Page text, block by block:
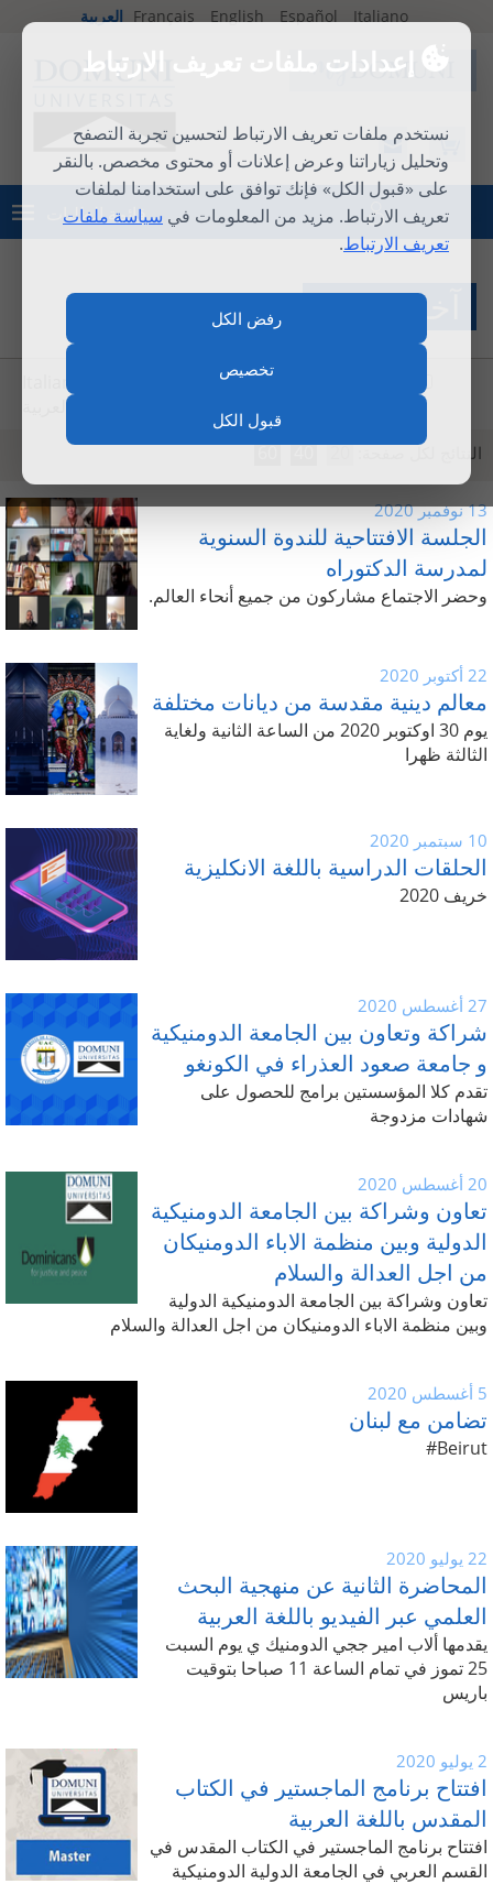
إعدادات ملفات تعريف الارتباط
نستخدم ملفات تعريف الارتباط لتحسين تجربة التصفح
وتحليل زياراتنا وعرض إعلانات أو محتوى مخصص. بالنقر
على «قبول الكل» فإنك توافق على استخدامنا لملفات
تعريف الارتباط. مزيد من المعلومات في سياسة ملفات
تعريف الارتباط.
رفض الكل
تخصيص
قبول الكل
Français English Español Italiano العربية
قائمة الطلبات تسجيل الدخول
آخر الاخبار
العربية
النتائج لكل صفحة: 20
40
60
13 نوفمبر 2020
الجلسة الافتتاحية للندوة السنوية
لمدرسة الدكتوراه
وحضر الاجتماع مشاركون من جميع أنحاء العالم.
22 أكتوبر 2020
معالم دينية مقدسة من ديانات مختلفة
يوم 30 اوكتوبر 2020 من الساعة الثانية ولغاية
الثالثة ظهرا
10 سبتمبر 2020
الحلقات الدراسية باللغة الانكليزية
خريف 2020
27 أغسطس 2020
شراكة وتعاون بين الجامعة الدومنيكية
و جامعة صعود العذراء في الكونغو
تقدم كلا المؤسستين برامج للحصول على
شهادات مزدوجة
20 أغسطس 2020
تعاون وشراكة بين الجامعة الدومنيكية
الدولية وبين منظمة الاباء الدومنيكان
من اجل العدالة والسلام
تعاون وشراكة بين الجامعة الدومنيكية الدولية
وبين منظمة الاباء الدومنيكان من اجل العدالة والسلام
5 أغسطس 2020
تضامن مع لبنان
Beirut#
22 يوليو 2020
المحاضرة الثانية عن منهجية البحث
العلمي عبر الفيديو باللغة العربية
يقدمها ألاب امير ججي الدومنيك ي يوم السبت
25 تموز في تمام الساعة 11 صباحا بتوقيت
باريس
2 يوليو 2020
افتتاح برنامج الماجستير في الكتاب
المقدس باللغة العربية
افتتاح برنامج الماجستير في الكتاب المقدس في
القسم العربي في الجامعة الدولية الدومنيكية